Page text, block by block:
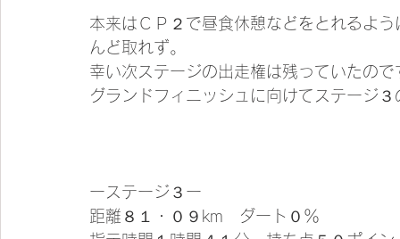
本来はＣＰ２で昼食休憩などをとれるよ
んど取れず。
幸い次ステージの出走権は残っていたので
グランドフィニッシュに向けてステージ
ーステージ３ー
距離８１・０９km　ダート０％